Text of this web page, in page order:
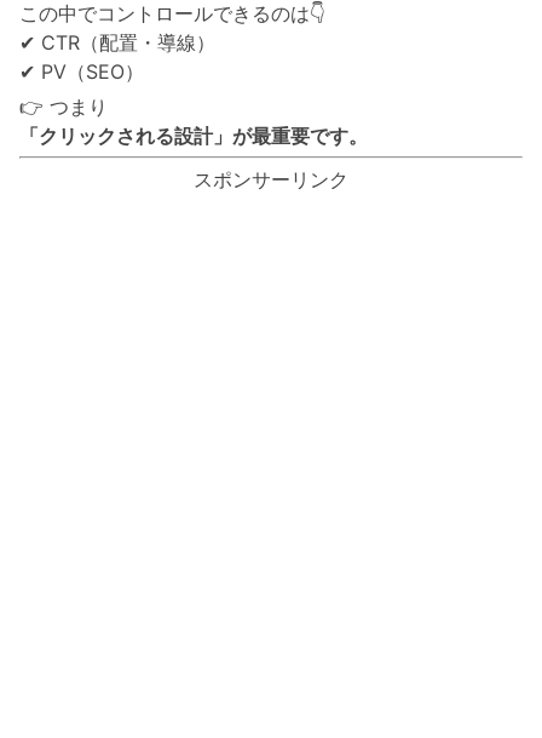
この中でコントロールできるのは👇
✔ CTR（配置・導線）
✔ PV（SEO）
👉 つまり
「クリックされる設計」が最重要です。
スポンサーリンク